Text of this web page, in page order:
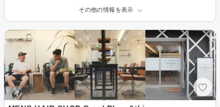
その他の情報を表示